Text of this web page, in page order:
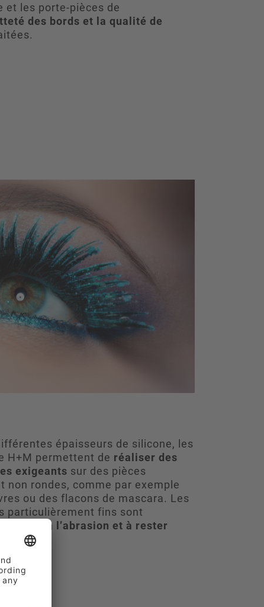
et les porte-pièces de
des bords et la qualité de
épaisseurs de silicone, les
H+M permettent de réaliser des
exigeants sur des pièces
non rondes, comme par exemple
ou des flacons de mascara. Les
particulièrement fins sont
résister à l’abrasion et à rester